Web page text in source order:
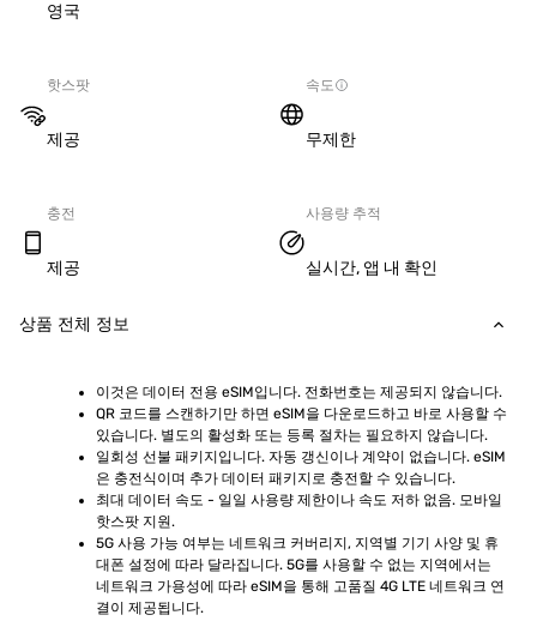
영국
핫스팟
제공
속도
무제한
충전
제공
사용량 추적
실시간, 앱 내 확인
상품 전체 정보
이것은 데이터 전용 eSIM입니다. 전화번호는 제공되지 않습니다.
QR 코드를 스캔하기만 하면 eSIM을 다운로드하고 바로 사용할 수
있습니다. 별도의 활성화 또는 등록 절차는 필요하지 않습니다.
일회성 선불 패키지입니다. 자동 갱신이나 계약이 없습니다. eSIM
은 충전식이며 추가 데이터 패키지로 충전할 수 있습니다.
최대 데이터 속도 - 일일 사용량 제한이나 속도 저하 없음. 모바일
핫스팟 지원.
5G 사용 가능 여부는 네트워크 커버리지, 지역별 기기 사양 및 휴
대폰 설정에 따라 달라집니다. 5G를 사용할 수 없는 지역에서는
네트워크 가용성에 따라 eSIM을 통해 고품질 4G LTE 네트워크 연
결이 제공됩니다.